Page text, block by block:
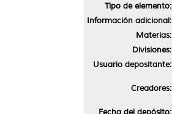
Tipo de elemento:
Información adicional:
Materias:
Divisiones:
Usuario depositante:
Creadores:
Fecha del depósito: